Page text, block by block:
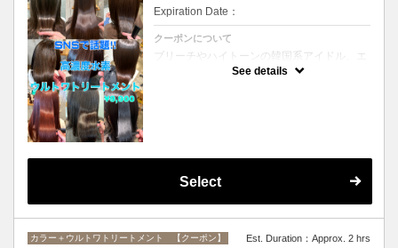
Expiration Date：
クーポンについて
ブリーチやハイトーンの韓国系アイドル、エ
イジング毛にお悩みの美魔女も夢中！全ての
See details
Select
カラー＋ウルトワトリートメント 【クーポン】 Est. Duration：Approx. 2 hrs